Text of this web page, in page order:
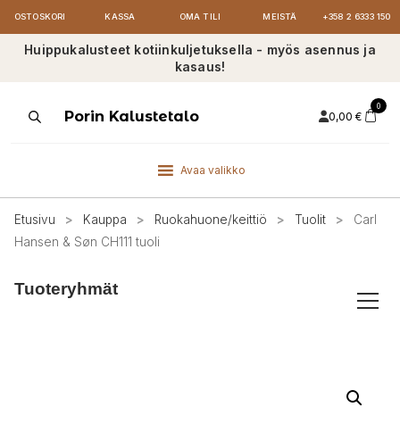
OSTOSKORI KASSA OMA TILI MEISTÄ +358 2 6333 150
Huippukalusteet kotiinkuljetuksella - myös asennus ja
kasaus!
ProductsPorin Kalustetalo 0,00 €
0
Avaa valikko
Etusivu > Kauppa > Ruokahuone/keittiö > Tuolit >
Carl
Hansen & Søn CH111 tuoli
Tuoteryhmät